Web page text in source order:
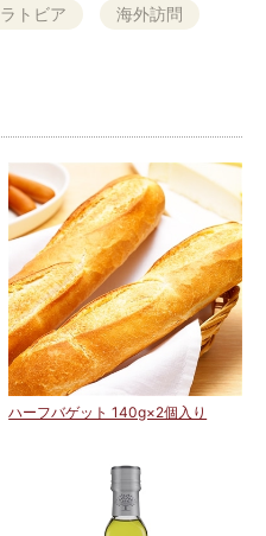
ラトビア 海外訪問
ハーフバゲット 140g×2個入り